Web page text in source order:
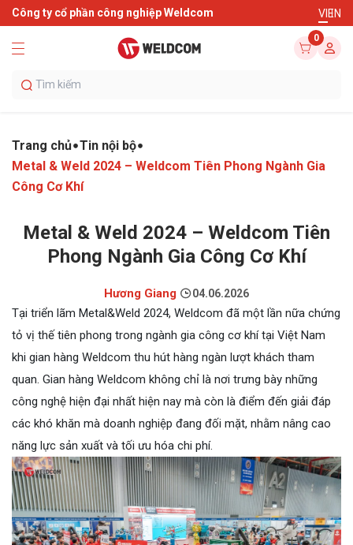
Công ty cổ phần công nghiệp Weldcom VIEN
0
Trang chủ Tin nội bộ
Metal & Weld 2024 – Weldcom Tiên Phong Ngành Gia
Công Cơ Khí
Metal & Weld 2024 – Weldcom Tiên
Phong Ngành Gia Công Cơ Khí
Hương Giang 04.06.2026
Tại triển lãm Metal&Weld 2024, Weldcom đã một lần nữa chứng
tỏ vị thế tiên phong trong ngành gia công cơ khí tại Việt Nam
khi gian hàng Weldcom thu hút hàng ngàn lượt khách tham
quan. Gian hàng Weldcom không chỉ là nơi trưng bày những
công nghệ hiện đại nhất hiện nay mà còn là điểm đến giải đáp
các khó khăn mà doanh nghiệp đang đối mặt, nhằm nâng cao
năng lực sản xuất và tối ưu hóa chi phí.